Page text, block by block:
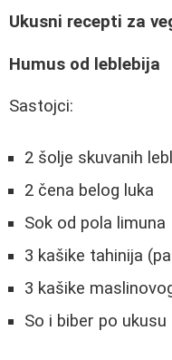
Ukusni recepti za
Humus od leblebija
Sastojci:
2 šolje skuvanih
2 čena belog luka
Sok od pola limuna
3 kašike tahinija
3 kašike
So i biber po ukusu